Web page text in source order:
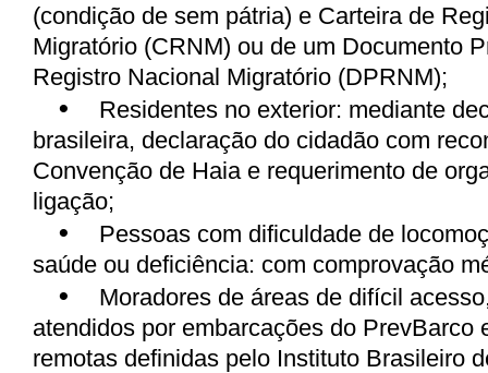
(condição de sem pátria) e Carteira de
Migratório (CRNM) ou de um Documento
Registro Nacional Migratório (DPRNM);
•
Residentes no exterior: mediante
brasileira, declaração do cidadão com
Convenção de Haia e requerimento de
ligação;
•
Pessoas com dificuldade de
saúde ou deficiência: com comprovação
•
Moradores de áreas de difícil
atendidos por embarcações do PrevBarco
remotas definidas pelo Instituto Brasileiro